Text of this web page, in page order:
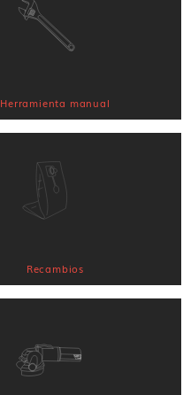
Herramienta manual
Recambios